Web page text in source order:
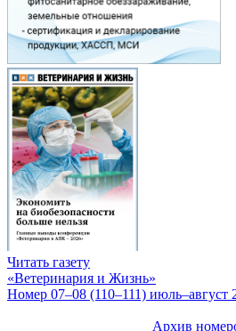
Читать газету
«Ветеринария и Жизнь»
Номер 07–08 (110–111) июль–август
Архив